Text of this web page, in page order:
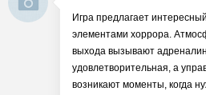
Игра предлагает
элементами хоррора.
выхода вызывают
удовлетворительная, а
возникают моменты, когда